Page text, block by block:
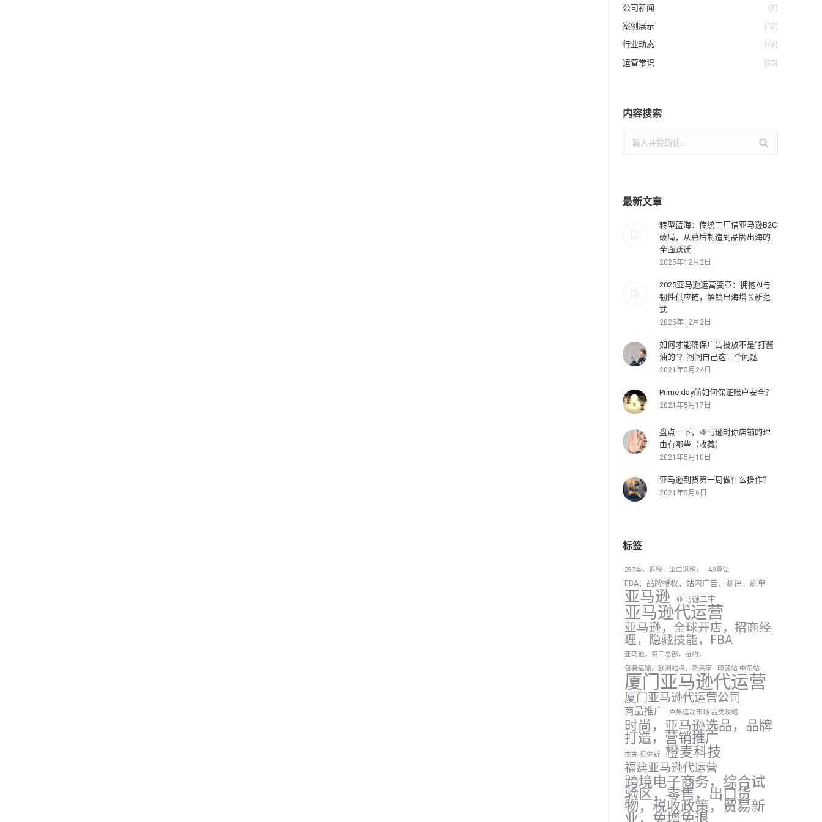
公司新闻
(3)
案例展示
(12)
行业动态
(73)
运营常识
(35)
内容搜索
索：
最新文章
转型蓝海：传统工厂借亚马逊B2C
破局，从幕后制造到品牌出海的
全面跃迁
2025年12月2日
2025亚马逊运营变革：拥抱AI与
韧性供应链，解锁出海增长新范
式
2025年12月2日
如何才能确保广告投放不是“打酱
油的”？问问自己这三个问题
2021年5月24日
Prime day前如何保证账户安全？
2021年5月17日
盘点一下，亚马逊封你店铺的理
由有哪些（收藏）
2021年5月10日
亚马逊到货第一周做什么操作？
2021年5月6日
标签
397类，退税，出口退税， A9算法
FBA，品牌授权，站内广告，测评，刷单
亚马逊 亚马逊二审
亚马逊代运营
亚马逊，全球开店，招商经
理，隐藏技能，FBA
亚马逊，第二总部，纽约，
包装运输，欧洲站点，新卖家
印度站 中东站
厦门亚马逊代运营
厦门亚马逊代运营公司
商品推广 户外运动市场 品类攻略
时尚，亚马逊选品，品牌
打造，营销推广
杰夫·贝佐斯 橙麦科技
福建亚马逊代运营
跨境电子商务，综合试
验区，零售，出口货
物，税收政策，贸易新
业，免增免退